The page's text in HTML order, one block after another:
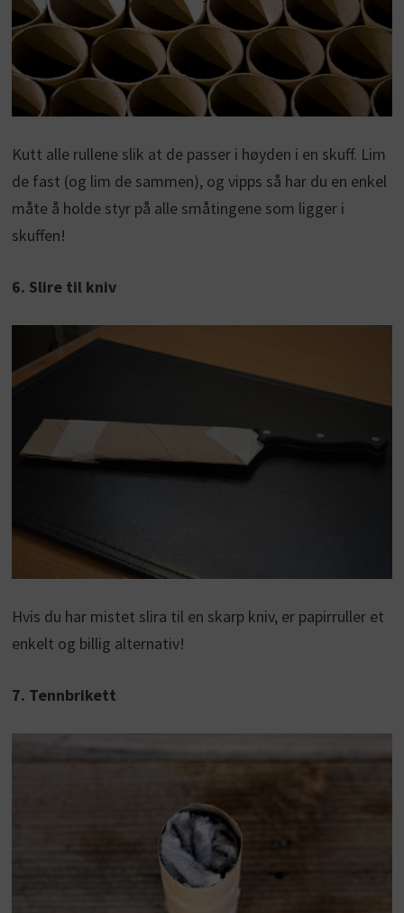
Kutt alle rullene slik at de passer i høyden i en skuff. Lim
de fast (og lim de sammen), og vipps så har du en enkel
måte å holde styr på alle småtingene som ligger i
skuffen!
6. Slire til kniv
Hvis du har mistet slira til en skarp kniv, er papirruller et
enkelt og billig alternativ!
7. Tennbrikett